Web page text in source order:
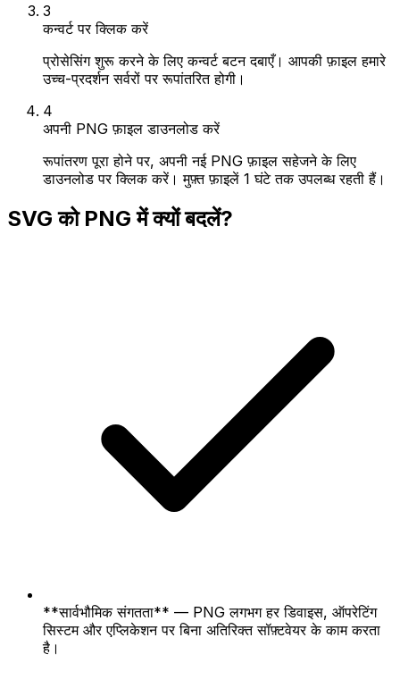
3
कन्वर्ट पर क्लिक करें
प्रोसेसिंग शुरू करने के लिए कन्वर्ट बटन दबाएँ। आपकी फ़ाइल हमारे
उच्च-प्रदर्शन सर्वरों पर रूपांतरित होगी।
4
अपनी PNG फ़ाइल डाउनलोड करें
रूपांतरण पूरा होने पर, अपनी नई PNG फ़ाइल सहेजने के लिए
डाउनलोड पर क्लिक करें। मुफ़्त फ़ाइलें 1 घंटे तक उपलब्ध रहती हैं।
SVG को PNG में क्यों बदलें?
**सार्वभौमिक संगतता** — PNG लगभग हर डिवाइस, ऑपरेटिंग
सिस्टम और एप्लिकेशन पर बिना अतिरिक्त सॉफ़्टवेयर के काम करता
है।